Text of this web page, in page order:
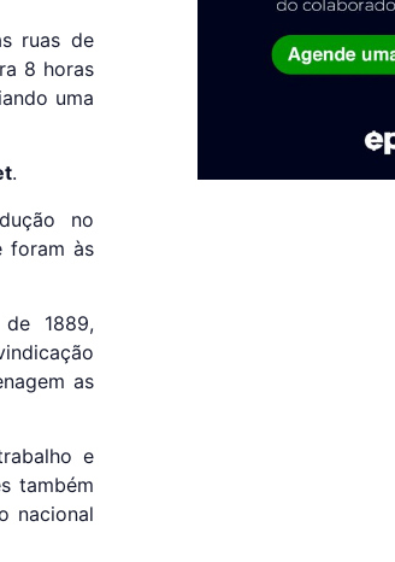
ruas de
8 horas
uma
.
no
foram às
1889,
as
e
também
nacional